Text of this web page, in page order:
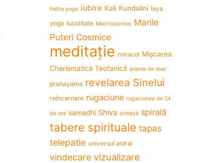
hatha yoga iubire Kali Kundalini laya
yoga luciditate Macrocosmos Marile
Puteri Cosmice
meditație miracol Mișcarea
Charismatică Teofanică plante de leac
pranayama revelarea Sinelui
reîncarnare rugaciune rugaciunea de 24
de ore samadhi Shiva sinteză spirală
tabere spirituale tapas
telepatie universul astral
vindecare vizualizare